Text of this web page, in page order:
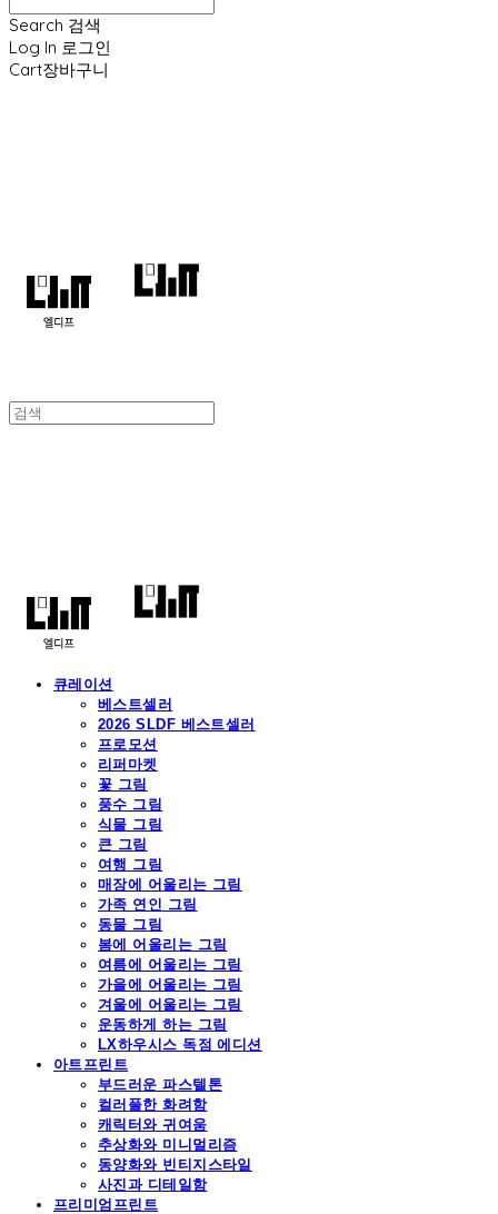
Search 검색
Log In 로그인
Cart장바구니
큐레이션
베스트셀러
2026 SLDF 베스트셀러
프로모션
리퍼마켓
꽃 그림
풍수 그림
식물 그림
큰 그림
여행 그림
매장에 어울리는 그림
가족 연인 그림
동물 그림
봄에 어울리는 그림
여름에 어울리는 그림
가을에 어울리는 그림
겨울에 어울리는 그림
운동하게 하는 그림
LX하우시스 독점 에디션
아트프린트
부드러운 파스텔톤
컬러풀한 화려함
캐릭터와 귀여움
추상화와 미니멀리즘
동양화와 빈티지스타일
사진과 디테일함
프리미엄프린트